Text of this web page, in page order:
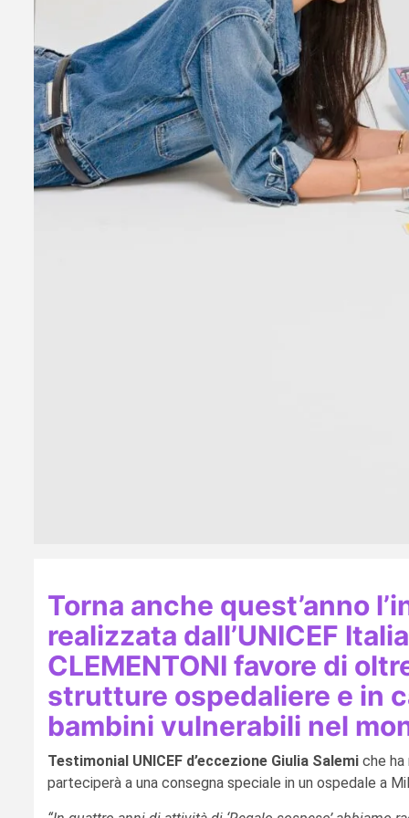
Torna anche quest’anno
realizzata dall’UNICEF
CLEMENTONI favore di
strutture ospedaliere e in
bambini vulnerabili nel
Testimonial UNICEF d’eccezione Giulia Salemi che
parteciperà a una consegna speciale in un ospedale a